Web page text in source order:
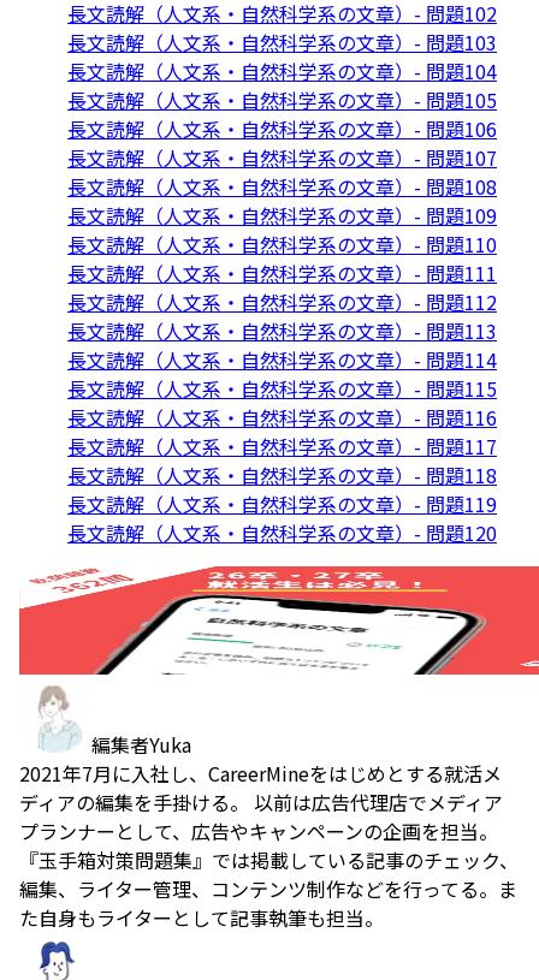
長文読解（人文系・自然科学系の文章）- 問題102
長文読解（人文系・自然科学系の文章）- 問題103
長文読解（人文系・自然科学系の文章）- 問題104
長文読解（人文系・自然科学系の文章）- 問題105
長文読解（人文系・自然科学系の文章）- 問題106
長文読解（人文系・自然科学系の文章）- 問題107
長文読解（人文系・自然科学系の文章）- 問題108
長文読解（人文系・自然科学系の文章）- 問題109
長文読解（人文系・自然科学系の文章）- 問題110
長文読解（人文系・自然科学系の文章）- 問題111
長文読解（人文系・自然科学系の文章）- 問題112
長文読解（人文系・自然科学系の文章）- 問題113
長文読解（人文系・自然科学系の文章）- 問題114
長文読解（人文系・自然科学系の文章）- 問題115
長文読解（人文系・自然科学系の文章）- 問題116
長文読解（人文系・自然科学系の文章）- 問題117
長文読解（人文系・自然科学系の文章）- 問題118
長文読解（人文系・自然科学系の文章）- 問題119
長文読解（人文系・自然科学系の文章）- 問題120
編集者Yuka
2021年7月に入社し、CareerMineをはじめとする就活メ
ディアの編集を手掛ける。 以前は広告代理店でメディア
プランナーとして、広告やキャンペーンの企画を担当。
『玉手箱対策問題集』では掲載している記事のチェック、
編集、ライター管理、コンテンツ制作などを行ってる。ま
た自身もライターとして記事執筆も担当。